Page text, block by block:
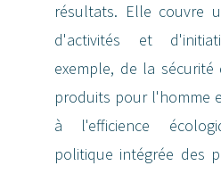
résultats. Elle couvre
d'activités et
exemple, de la
produits pour l'homme
à l'efficience
politique intégrée des